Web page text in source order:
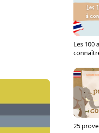
Les 100
25